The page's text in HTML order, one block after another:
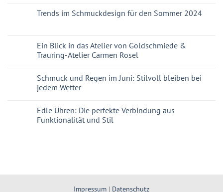
Trends im Schmuckdesign für den Sommer 2024
Ein Blick in das Atelier von Goldschmiede &
Trauring-Atelier Carmen Rosel
Schmuck und Regen im Juni: Stilvoll bleiben bei
jedem Wetter
Edle Uhren: Die perfekte Verbindung aus
Funktionalität und Stil
Impressum | Datenschutz